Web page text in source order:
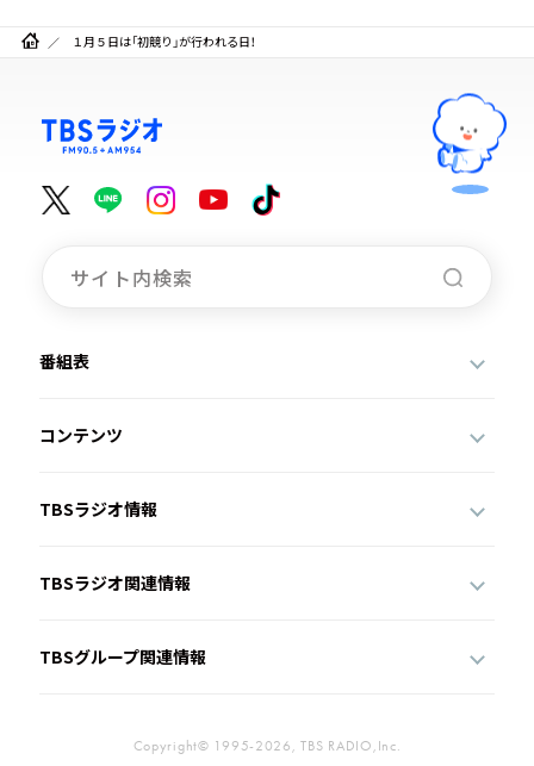
１月５日は「初競り」が行われる日！
番組表
コンテンツ
TBSラジオ情報
TBSラジオ関連情報
TBSグループ関連情報
Copyright© 1995-2026, TBS RADIO,Inc.